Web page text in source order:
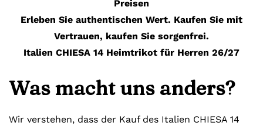
Preisen
Erleben Sie authentischen Wert. Kaufen Sie mit
Vertrauen, kaufen Sie sorgenfrei.
Italien CHIESA 14 Heimtrikot für Herren 26/27
Was macht uns anders?
Wir verstehen, dass der Kauf des Italien CHIESA 14